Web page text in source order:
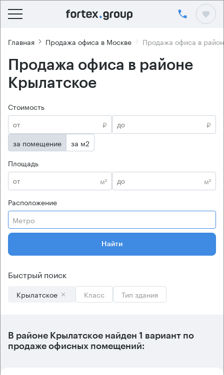
Главная Продажа офиса в Москве Продажа офиса в
Продажа офиса в районе
Крылатское
Стоимость
₽
₽
за помещение
за м2
Площадь
м²
м²
Расположение
Метро
Найти
Быстрый поиск
Крылатское Класс Тип здания
В районе Крылатское найден 1 вариант по
продаже офисных помещений: